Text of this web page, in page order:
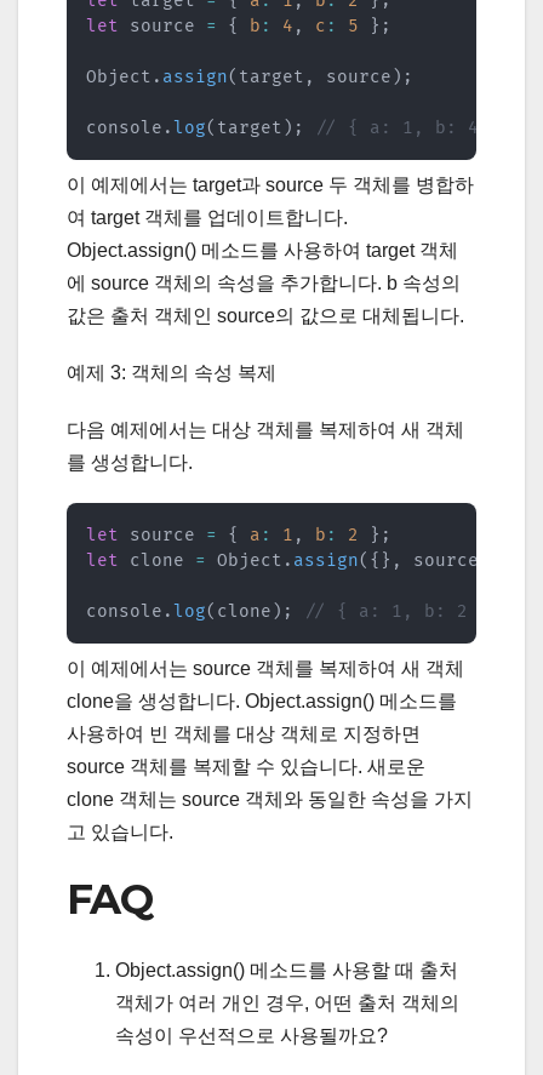
let source = { b : 4 , c : 5 } ;
Object . assign( target , source ) ;
console .log( target ) ; // { a: 1, b: 4, c:
이 예제에서는 target과 source 두 객체를 병합하
여 target 객체를 업데이트합니다.
Object.assign() 메소드를 사용하여 target 객체
에 source 객체의 속성을 추가합니다. b 속성의
값은 출처 객체인 source의 값으로 대체됩니다.
예제 3: 객체의 속성 복제
다음 예제에서는 대상 객체를 복제하여 새 객체
를 생성합니다.
let source = { a : 1 , b : 2 } ;
let clone = Object . assign( { } , source
console .log( clone ) ; // { a: 1, b: 2 }
이 예제에서는 source 객체를 복제하여 새 객체
clone을 생성합니다. Object.assign() 메소드를
사용하여 빈 객체를 대상 객체로 지정하면
source 객체를 복제할 수 있습니다. 새로운
clone 객체는 source 객체와 동일한 속성을 가지
고 있습니다.
FAQ
Object.assign() 메소드를 사용할 때 출처
객체가 여러 개인 경우, 어떤 출처 객체의
속성이 우선적으로 사용될까요?